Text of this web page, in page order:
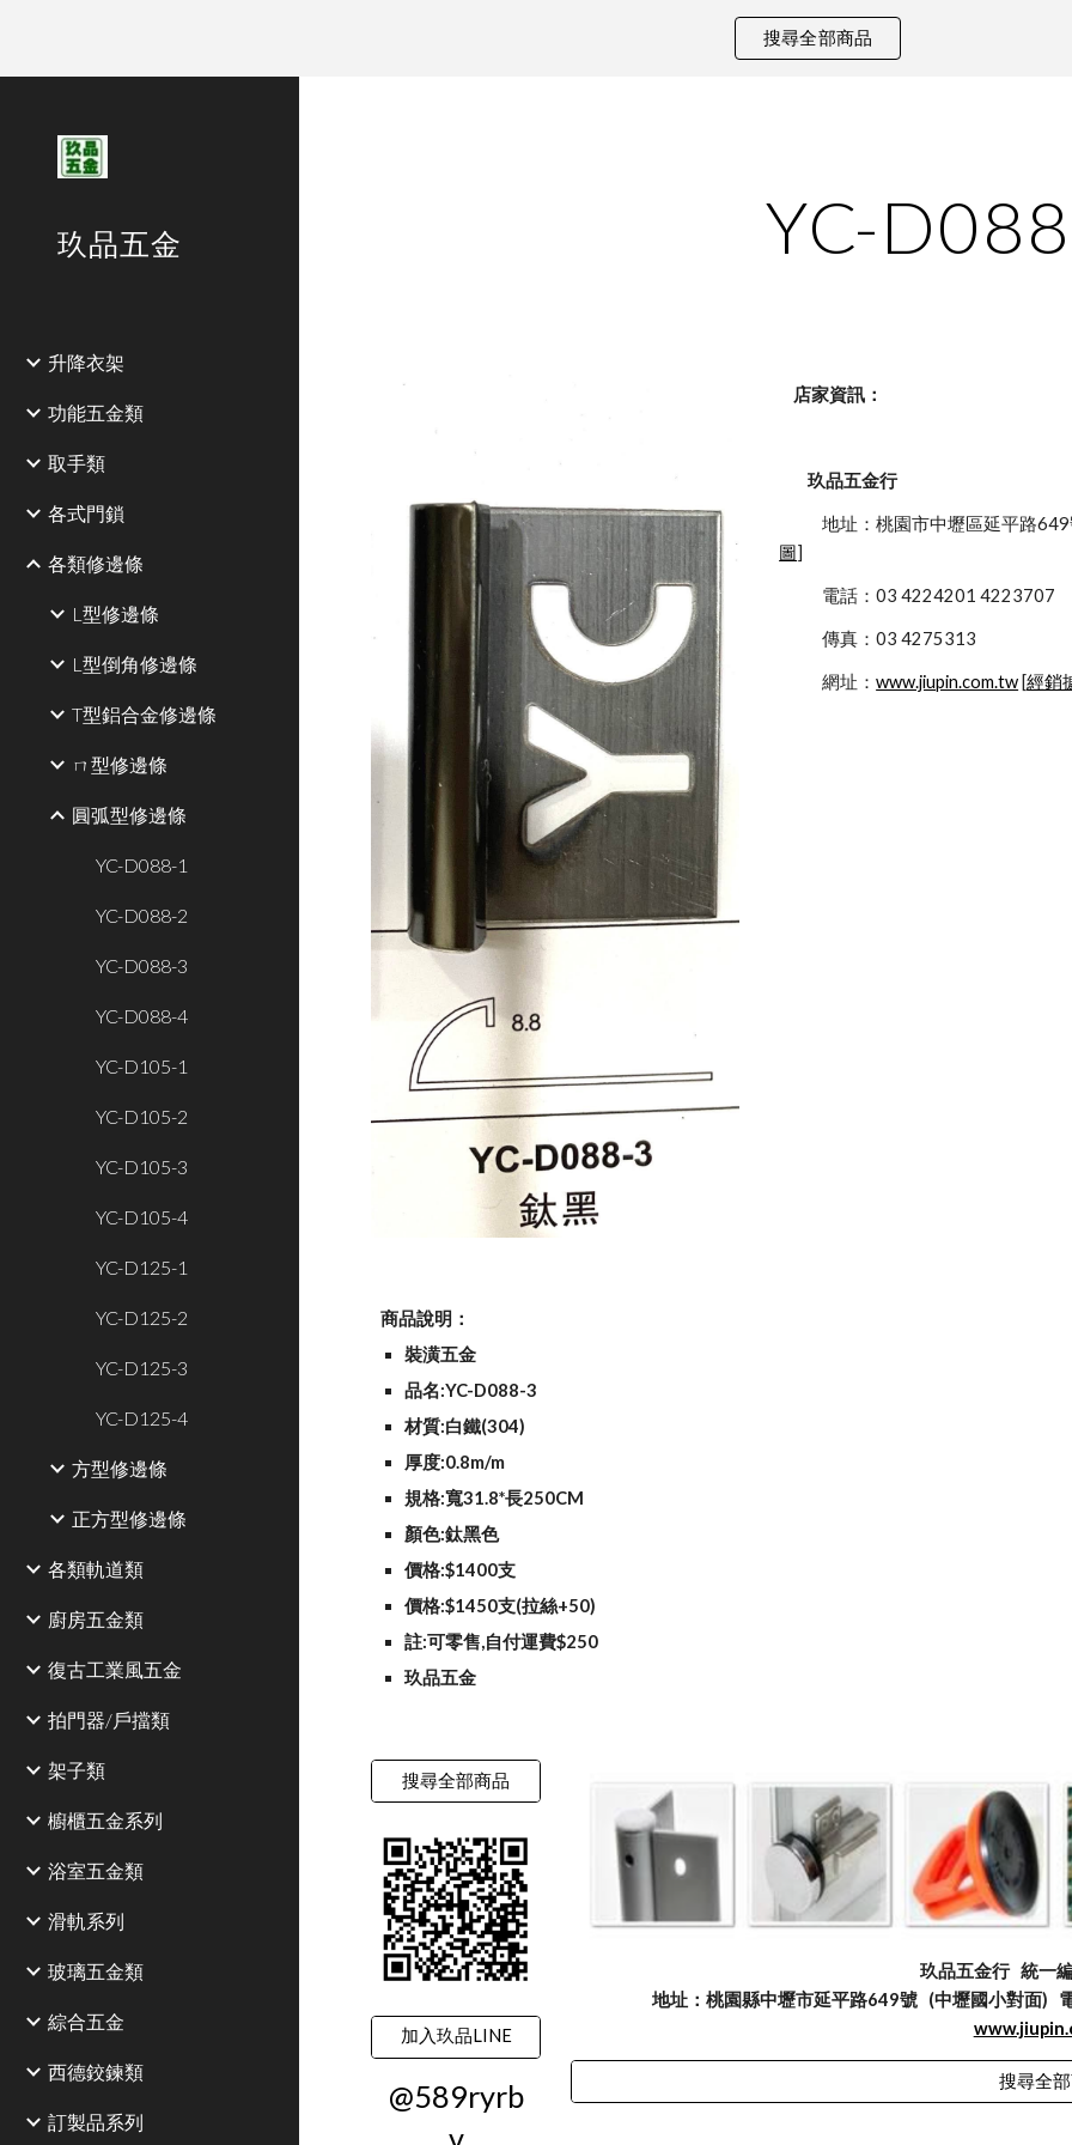
搜尋全部商品
玖品五金
升降衣架
功能五金類
取手類
各式門鎖
各類修邊條
L型修邊條
L型倒角修邊條
T型鋁合金修邊條
ㄇ型修邊條
圓弧型修邊條
YC-D088-1
YC-D088-2
YC-D088-3
YC-D088-4
YC-D105-1
YC-D105-2
YC-D105-3
YC-D105-4
YC-D125-1
YC-D125-2
YC-D125-3
YC-D125-4
方型修邊條
正方型修邊條
各類軌道類
廚房五金類
復古工業風五金
拍門器/戶擋類
架子類
櫥櫃五金系列
浴室五金類
滑軌系列
玻璃五金類
綜合五金
西德鉸鍊類
訂製品系列
YC-
    店家資訊：
玖品五金行
地址：桃園市中壢區延平路
圖]
            電話：03 4224201 4223707
            傳真：03 4275313
            網址：
www.jiupin.com.tw [經銷
商品說明：
裝潢五金
品名:YC-D088-3
材質:白鐵(304)
厚度:0.8m/m
規格:寬31.8*長250CM
顏色:鈦黑色
價格:$1400支
價格:$1450支(拉絲+50)
註:可零售,自付運費$250
玖品五金
搜尋全部商品
加入玖品LINE
@589ryrb
v
玖品五金行 統一
地址：桃園縣中壢市延平路649號 (中壢國小對面)
搜尋全